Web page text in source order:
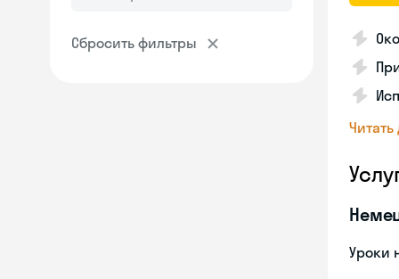
Сбросить фильтры
Уроки